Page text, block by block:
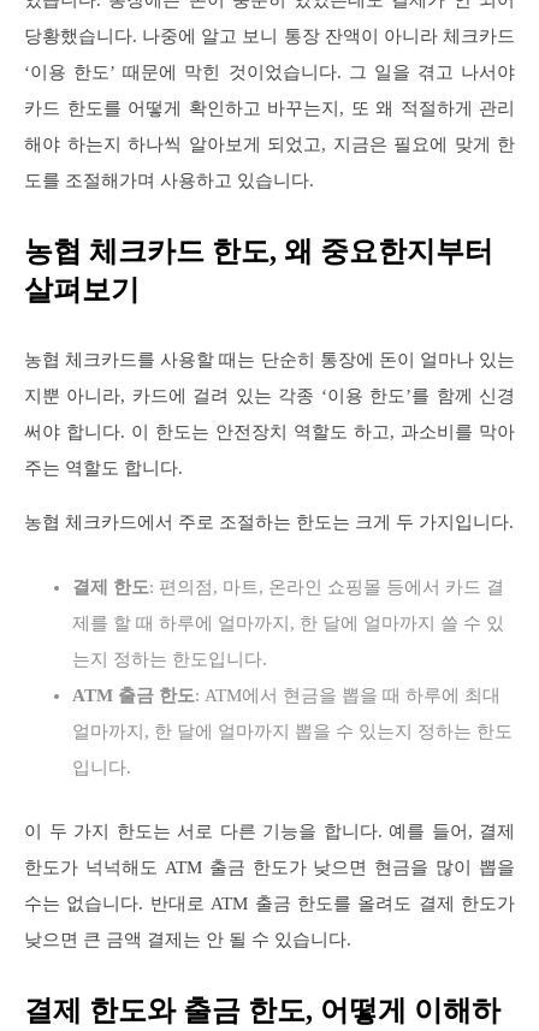
당황했습니다. 나중에 알고 보니 통장 잔액이 아니라 체크카드
‘이용 한도’ 때문에 막힌 것이었습니다. 그 일을 겪고 나서야
카드 한도를 어떻게 확인하고 바꾸는지, 또 왜 적절하게 관리
해야 하는지 하나씩 알아보게 되었고, 지금은 필요에 맞게 한
도를 조절해가며 사용하고 있습니다.
농협 체크카드 한도, 왜 중요한지부터
살펴보기
농협 체크카드를 사용할 때는 단순히 통장에 돈이 얼마나 있는
지뿐 아니라, 카드에 걸려 있는 각종 ‘이용 한도’를 함께 신경
써야 합니다. 이 한도는 안전장치 역할도 하고, 과소비를 막아
주는 역할도 합니다.
농협 체크카드에서 주로 조절하는 한도는 크게 두 가지입니다.
결제 한도: 편의점, 마트, 온라인 쇼핑몰 등에서 카드 결
제를 할 때 하루에 얼마까지, 한 달에 얼마까지 쓸 수 있
는지 정하는 한도입니다.
ATM 출금 한도: ATM에서 현금을 뽑을 때 하루에 최대
얼마까지, 한 달에 얼마까지 뽑을 수 있는지 정하는 한도
입니다.
이 두 가지 한도는 서로 다른 기능을 합니다. 예를 들어, 결제
한도가 넉넉해도 ATM 출금 한도가 낮으면 현금을 많이 뽑을
수는 없습니다. 반대로 ATM 출금 한도를 올려도 결제 한도가
낮으면 큰 금액 결제는 안 될 수 있습니다.
결제 한도와 출금 한도, 어떻게 이해하